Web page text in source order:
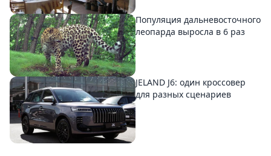
Популяция дальневосточного
леопарда выросла в 6 раз
JELAND J6: один кроссовер
для разных сценариев